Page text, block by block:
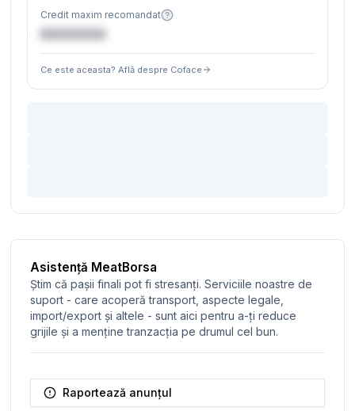
Credit maxim recomandat
€XXXXXX
Ce este aceasta? Află despre Coface
Asistență MeatBorsa
Știm că pașii finali pot fi stresanți. Serviciile noastre de
suport - care acoperă transport, aspecte legale,
import/export și altele - sunt aici pentru a-ți reduce
grijile și a menține tranzacția pe drumul cel bun.
Raportează anunțul